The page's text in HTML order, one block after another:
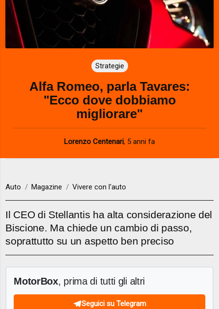
Strategie
Alfa Romeo, parla Tavares:
"Ecco dove dobbiamo
migliorare"
Lorenzo Centenari, 5 anni fa
Auto Magazine Vivere con l'auto
Il CEO di Stellantis ha alta considerazione del
Biscione. Ma chiede un cambio di passo,
soprattutto su un aspetto ben preciso
MotorBox, prima di tutti gli altri
Seguici su Telegram